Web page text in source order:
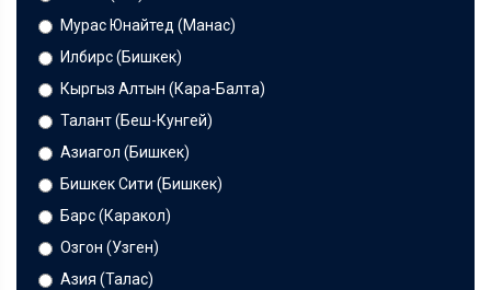
Мурас Юнайтед (Манас)
Илбирс (Бишкек)
Кыргыз Алтын (Кара-Балта)
Талант (Беш-Кунгей)
Азиагол (Бишкек)
Бишкек Сити (Бишкек)
Барс (Каракол)
Озгон (Узген)
Азия (Талас)